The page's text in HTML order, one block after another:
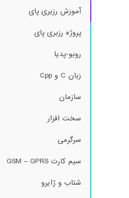
آموزش رزبری پای
پروژه رزبری پای
روبو-پدیا
زبان C و Cpp
سازمان
سخت افزار
سرگرمی
سیم کارت GSM – GPRS
شتاب و ژایرو